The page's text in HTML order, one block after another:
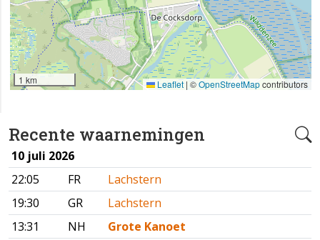
Recente waarnemingen
10 juli 2026
22:05
FR
Lachstern
19:30
GR
Lachstern
13:31
NH
Grote Kanoet
1 km Leaflet | ©OpenStreetMapcontributors